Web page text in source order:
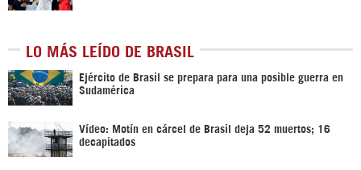
LO MÁS LEÍDO DE BRASIL
Ejército de Brasil se prepara para una posible guerra en
Sudamérica
Vídeo: Motín en cárcel de Brasil deja 52 muertos; 16
decapitados